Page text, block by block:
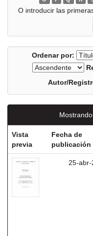
O introducir las
Ordenar por:
Autor/
Vista
previa
Fecha de
publicación
25-